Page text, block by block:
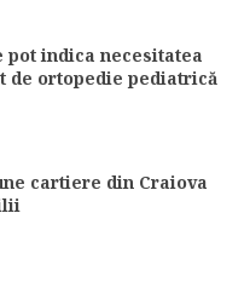
pot indica necesitatea
de ortopedie pediatrică
cartiere din Craiova